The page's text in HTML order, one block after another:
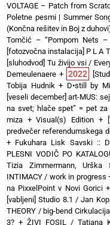
VOLTAGE – Patch from
Poletne pesmi | Summer
(Končna rešitev in Boj z
Tomčić – “Pompom Nets –
[fotozvočna instalacija] P L A
[sluhodvod] Tu živijo vsi /
Demeulenaere + 2022
Tobija Hudnik + D•still by
[veseli december] art-MUS:
na svet; hlače spet” = pet
miza + Visual(s) Edition +
predvečer referendumskega
+ Fukuhara Lisk Savski ::
PLESNI VODIČ PO
Tizia Zimmermann, Urška
INTIMACY / work in progress
na PixxelPoint v Novi Gorici+
[vabljeni] Studio 8.1 / Jan
THEORY / big-bend
3? + ŽIVI FOSIL / Tatiana